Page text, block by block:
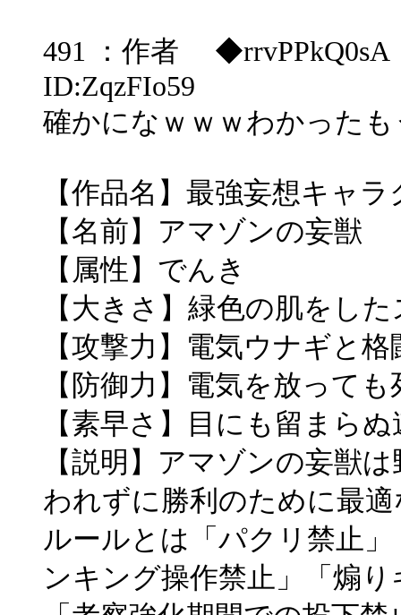
491 ：作者 ◆rrvPPkQ0sA
ID:ZqzFIo59
確かになｗｗｗわかった
【作品名】最強妄想キャ
【名前】アマゾンの妄獣
【属性】でんき
【大きさ】緑色の肌をし
【攻撃力】電気ウナギと
【防御力】電気を放って
【素早さ】目にも留まら
【説明】アマゾンの妄獣
われずに勝利のために最
ルールとは「パクリ禁止
ンキング操作禁止」「煽